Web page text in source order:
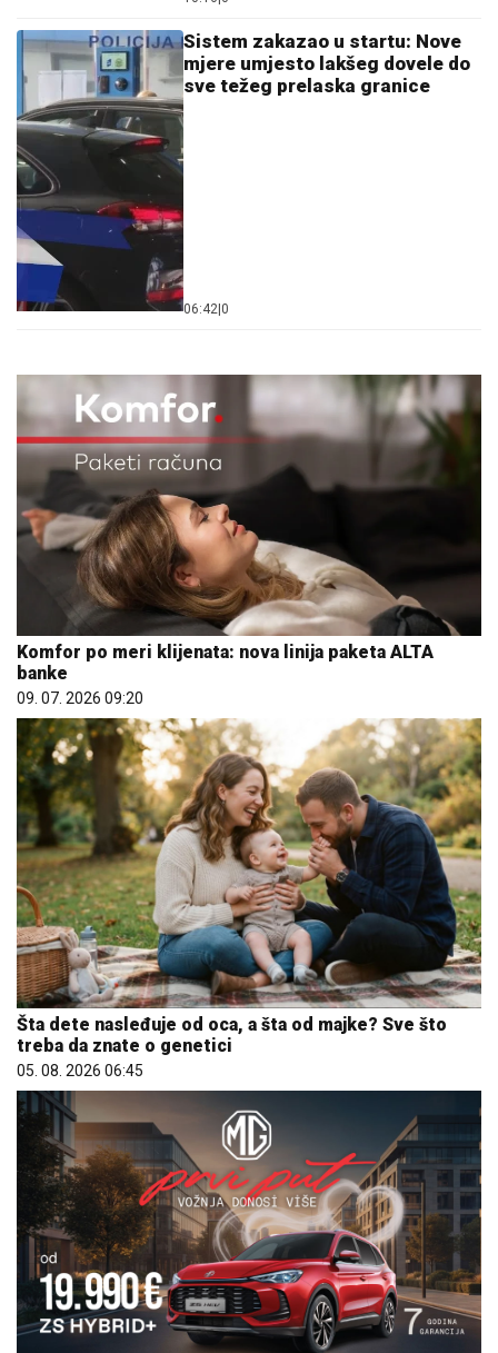
Sistem zakazao u startu: Nove
mjere umjesto lakšeg dovele do
sve težeg prelaska granice
06:42 0
Komfor po meri klijenata: nova linija paketa ALTA
banke
09. 07. 2026 09:20
Šta dete nasleđuje od oca, a šta od majke? Sve što
treba da znate o genetici
05. 08. 2026 06:45